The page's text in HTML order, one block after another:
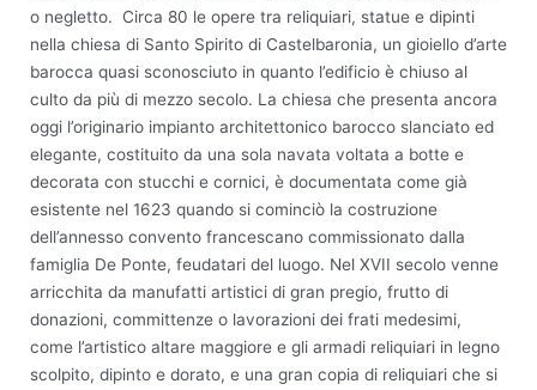
o negletto. Circa 80 le opere tra reliquiari, statue e dipinti
nella chiesa di Santo Spirito di Castelbaronia, un gioiello d’arte
barocca quasi sconosciuto in quanto l’edificio è chiuso al
culto da più di mezzo secolo. La chiesa che presenta ancora
oggi l’originario impianto architettonico barocco slanciato ed
elegante, costituito da una sola navata voltata a botte e
decorata con stucchi e cornici, è documentata come già
esistente nel 1623 quando si cominciò la costruzione
dell’annesso convento francescano commissionato dalla
famiglia De Ponte, feudatari del luogo. Nel XVII secolo venne
arricchita da manufatti artistici di gran pregio, frutto di
donazioni, committenze o lavorazioni dei frati medesimi,
come l’artistico altare maggiore e gli armadi reliquiari in legno
scolpito, dipinto e dorato, e una gran copia di reliquiari che si